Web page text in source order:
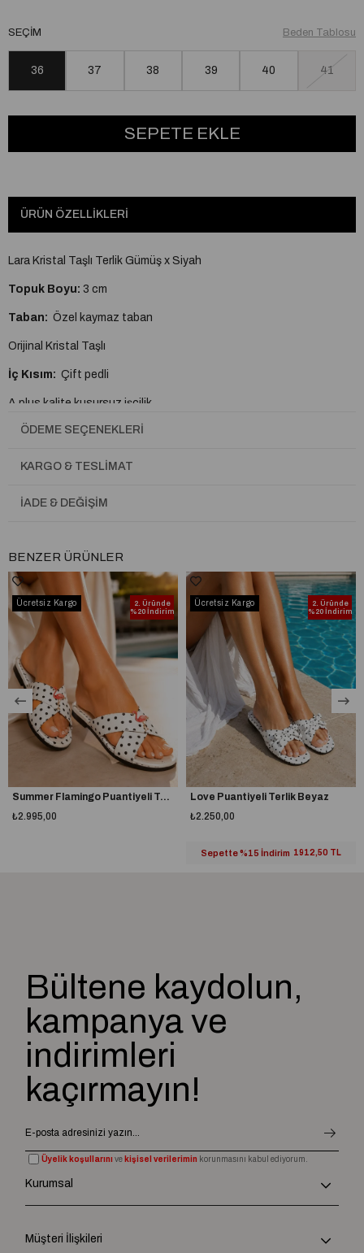
Beden Tablosu
SEÇIM
36 37 38 39 40 41
ÜRÜN ÖZELLIKLERI
Lara Kristal Taşlı Terlik Gümüş x Siyah
Topuk Boyu: 3 cm
Taban: Özel kaymaz taban
Orijinal Kristal Taşlı
İç Kısım: Çift pedli
A plus kalite kusursuz işçilik
Tam Kalıptır.
ÖDEME SEÇENEKLERI
KARGO & TESLIMAT
İADE & DEĞIŞIM
BENZER ÜRÜNLER
2. Üründe
%20 İndirim
Summer Flamingo Puantiyeli Terlik Beyaz
₺2.995,00
Ücretsiz Kargo
2. Üründe
%20 İndirim
Love Puantiyeli Terlik Beyaz
₺2.250,00
Sepette %15 İndirim 1912,50 TL
Ücretsiz Kargo
Bültene kaydolun,
kampanya ve
indirimleri
kaçırmayın!
Üyelik koşullarını ve kişisel verilerimin korunmasını kabul ediyorum.
Kurumsal
Müşteri İlişkileri